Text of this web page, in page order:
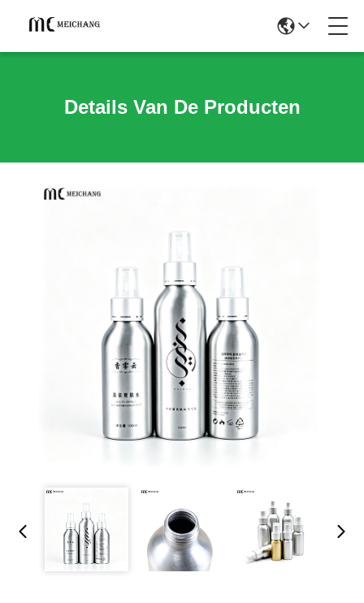
Details Van De Producten